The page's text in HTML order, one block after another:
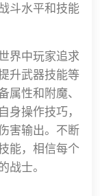
斗水平和技能
界中玩家追求
升武器技能等
属性和附魔、
身操作技巧，
害输出。不断
能，相信每个
战士。